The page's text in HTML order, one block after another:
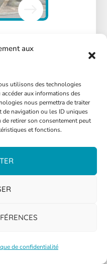
aux
utilisons des technologies
aux informations des
nous permettra de traiter
navigation ou les ID uniques
retirer son consentement peut
et fonctions.
de confidentialité
2024 0